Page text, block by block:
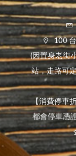
100
(因置身老街
站，走路可
【消費停車
都會停車憑